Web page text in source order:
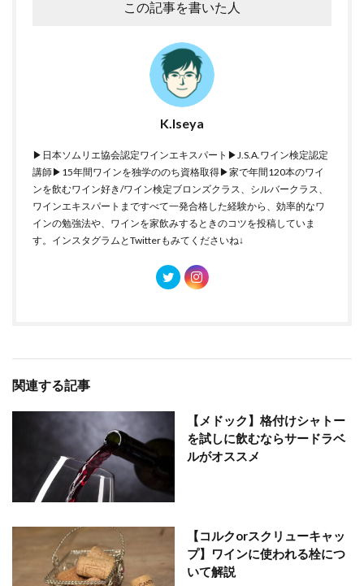
この記事を書いた人
K.Iseya
▶日本ソムリエ協会認定ワインエキスパート▶J.S.A.ワイン検定認定
講師▶15年間ワインを独学ののち資格取得▶家で年間120本のワイ
ンを飲むワイン好き/ワイン検定ブロンズクラス、シルバークラス、
ワインエキスパートまですべて一発合格した経験から、効率的なワ
インの勉強法や、ワインを家飲みするときのコツを投稿していま
す。インスタグラムとTwitterもみてくださいね↓
関連する記事
【メドック】格付けシャトー
を試しに飲むならサードラベ
ルがオススメ
【コルクorスクリューキャッ
プ】ワインに使われる栓につ
いて解説